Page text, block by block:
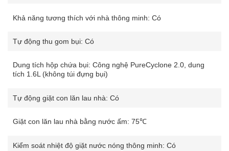
Khả năng tương thích với nhà thông minh: Có
Tự động thu gom bụi: Có
Dung tích hộp chứa bụi: Công nghệ PureCyclone 2.0, dung
tích 1.6L (không túi đựng bụi)
Tự động giặt con lăn lau nhà: Có
Giặt con lăn lau nhà bằng nước ấm: 75℃
Kiểm soát nhiệt độ giặt nước nóng thông minh: Có